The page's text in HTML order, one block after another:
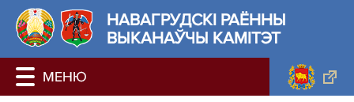
НАВАГРУДСКІ РАЁННЫ
ВЫКАНАЎЧЫ КАМІТЭТ